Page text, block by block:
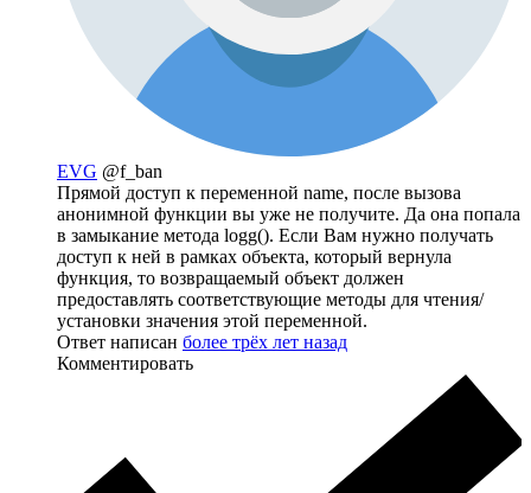
EVG @f_ban
Прямой доступ к переменной name, после вызова
анонимной функции вы уже не получите. Да она попала
в замыкание метода logg(). Если Вам нужно получать
доступ к ней в рамках объекта, который вернула
функция, то возвращаемый объект должен
предоставлять соответствующие методы для чтения/
установки значения этой переменной.
Ответ написан более трёх лет назад
Комментировать